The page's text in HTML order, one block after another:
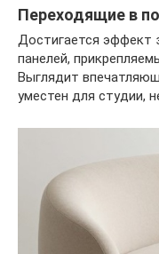
Переходящие в
Достигается эффект
панелей,
Выглядит
уместен для студии,